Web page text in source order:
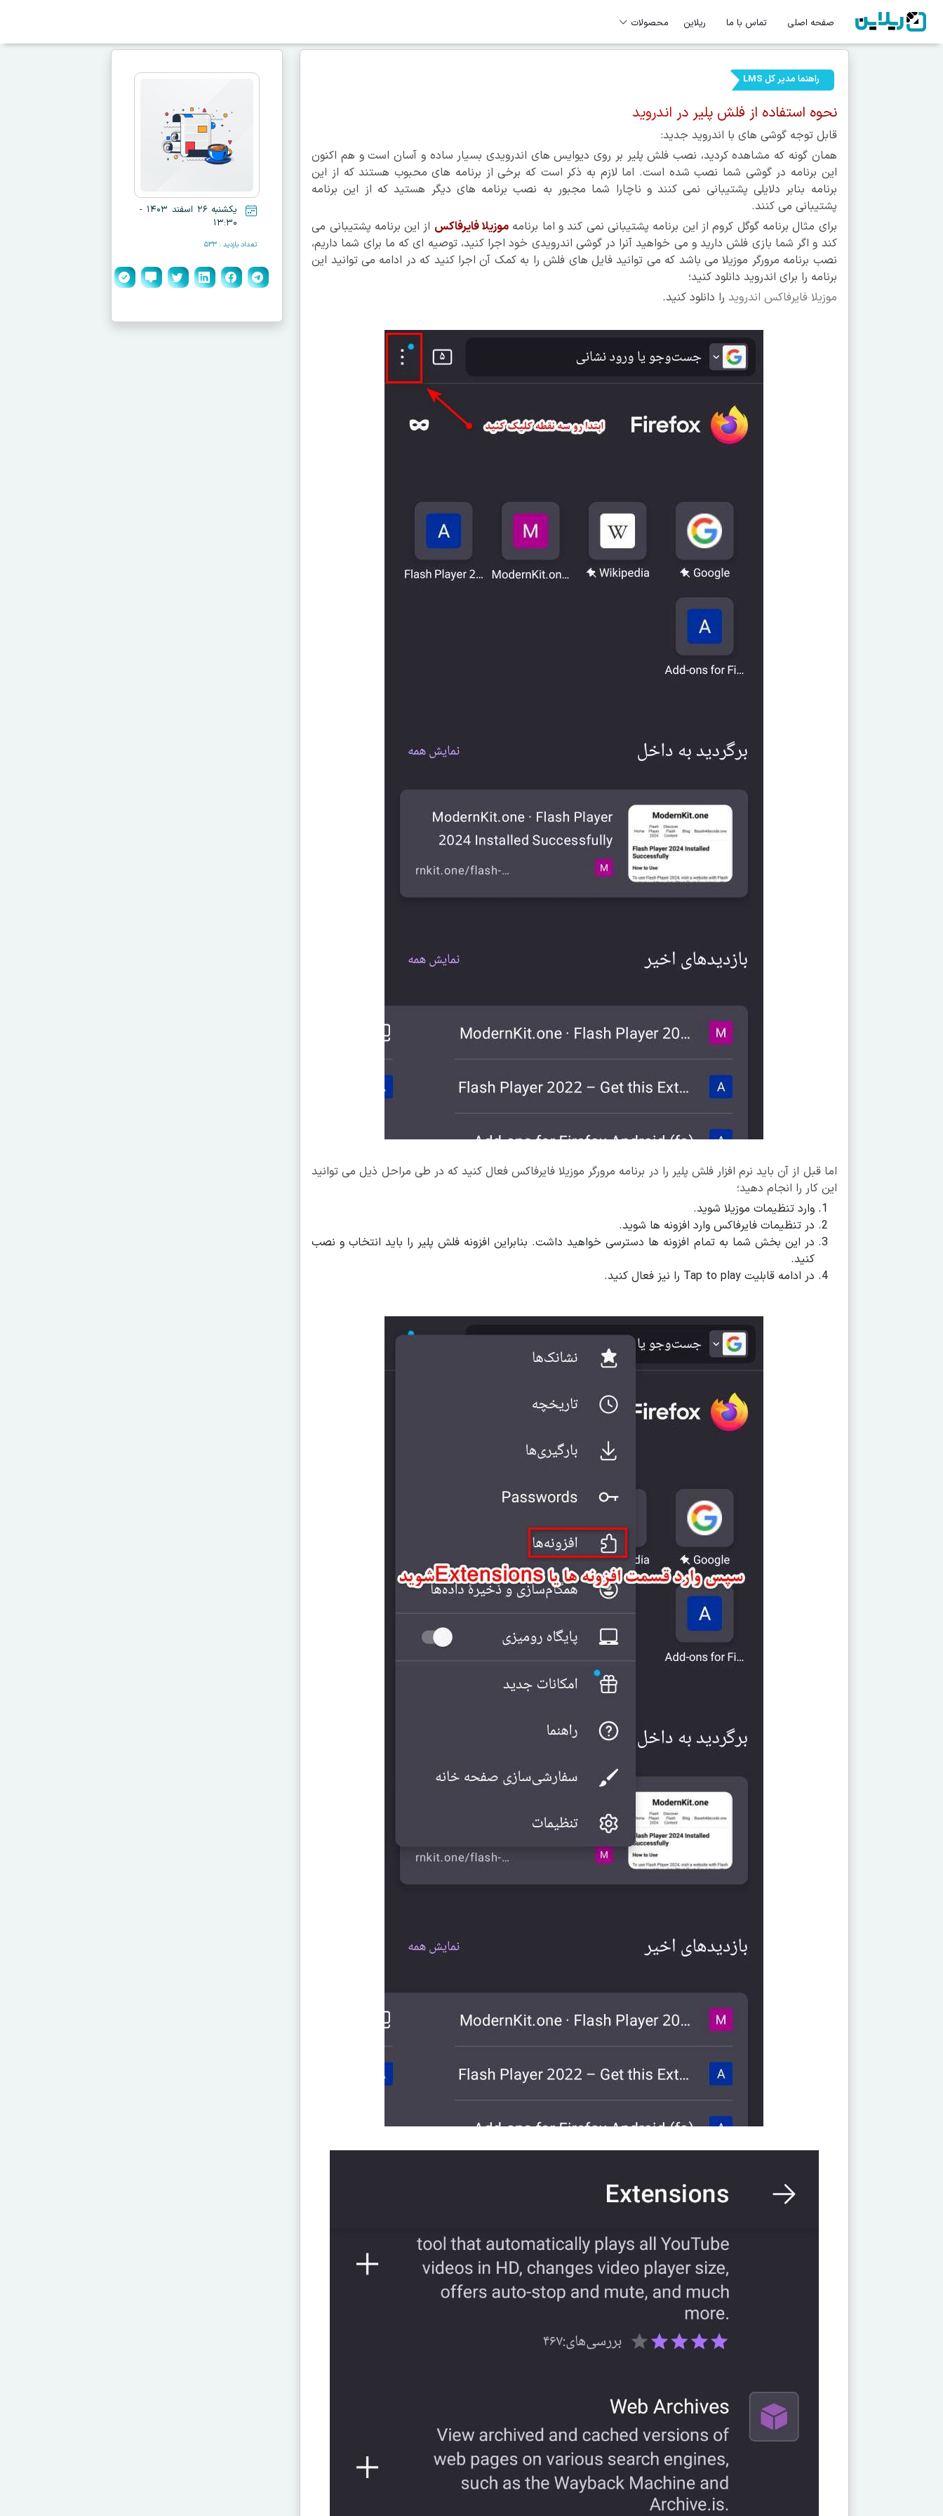
صفحه اصلی تماس با ما ریلاین محصولات
راهنما مدیر کل LMS
نحوه استفاده از فلش پلیر در اندروید
قابل توجه گوشی های با اندروید جدید:
همان گونه که مشاهده کردید، نصب فلش پلیر بر روی دیوایس های اندرویدی بسیار ساده و آسان است و هم اکنون
این برنامه در گوشی شما نصب شده است. اما لازم به ذکر است که برخی از برنامه های محبوب هستند که از این
برنامه بنابر دلایلی پشتیبانی نمی کنند و ناچارا شما مجبور به نصب برنامه های دیگر هستید که از این برنامه
پشتیبانی می کنند.
برای مثال برنامه گوگل کروم از این برنامه پشتیبانی نمی کند و اما برنامه موزیلا فایرفاکس از این برنامه پشتیبانی می
کند و اگر شما بازی فلش دارید و می خواهید آنرا در گوشی اندرویدی خود اجرا کنید، توصیه ای که ما برای شما داریم،
نصب برنامه مرورگر موزیلا می باشد که می توانید فایل های فلش را به کمک آن اجرا کنید که در ادامه می توانید این
برنامه را برای اندروید دانلود کنید؛
موزیلا فایرفاکس اندروید را دانلود کنید.
اما قبل از آن باید نرم افزار فلش پلیر را در برنامه مرورگر موزیلا فایرفاکس فعال کنید که در طی مراحل ذیل می توانید
این کار را انجام دهید؛
وارد تنظیمات موزیلا شوید.
در تنظیمات فایرفاکس وارد افزونه ها شوید.
در این بخش شما به تمام افزونه ها دسترسی خواهید داشت. بنابراین افزونه فلش پلیر را باید انتخاب و نصب
کنید.
در ادامه قابلیت Tap to play را نیز فعال کنید.
یکشنبه ۲۶ اسفند ۱۴۰۳ -
۱۳:۳۰
تعداد بازدید : ۵۳۳